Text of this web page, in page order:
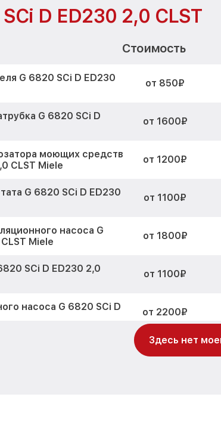
D ED230 2,0 CLST
Стоимость
G 6820 SCi D ED230
от 850₽
G 6820 SCi D
от 1600₽
моющих средств
CLST Miele
от 1200₽
G 6820 SCi D ED230
от 1100₽
насоса G
Miele
от 1800₽
SCi D ED230 2,0
от 1100₽
насоса G 6820 SCi D
от 2200₽
Здесь нет